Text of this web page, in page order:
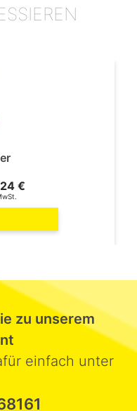
€
zu unserem
einfach unter